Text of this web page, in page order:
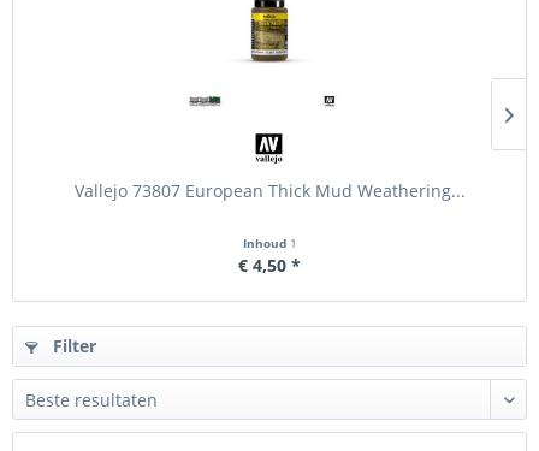
Vallejo 73807 European Thick Mud Weathering...
Inhoud 1
€ 4,50 *
Filter